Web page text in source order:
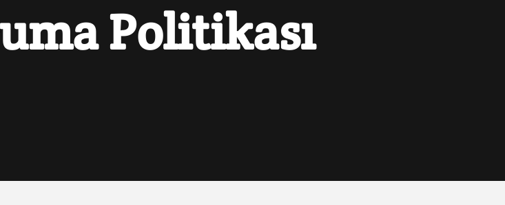
Politikası